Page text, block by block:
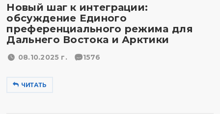
Новый шаг к интеграции:
обсуждение Единого
преференциального режима для
Дальнего Востока и Арктики
08.10.2025 г. 1576
ЧИТАТЬ